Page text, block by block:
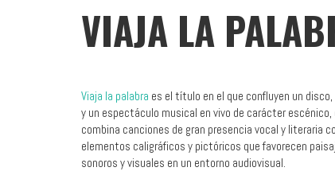
VIAJA LA
Viaja la palabra es el título en el que confluyen un disco,
y un espectáculo musical en vivo de carácter escénico,
combina canciones de gran presencia vocal y literaria
elementos caligráficos y pictóricos que favorecen
sonoros y visuales en un entorno audiovisual.